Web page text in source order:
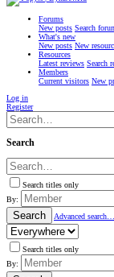
Forums
New posts Search
What's new
New posts New
Resources
Latest reviews Search
Members
Current visitors New
Log in
Register
Search
Search titles only
By:
Search Advanced search…
Search titles only
By: